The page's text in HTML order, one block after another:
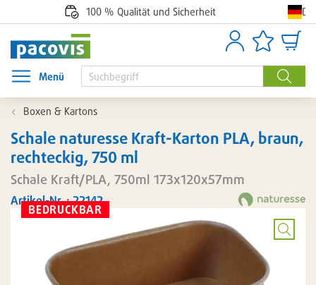
100 % Qualität und Sicherheit
Suche
AnmeldenArtikellisten
Menü
Menü öffnen
Boxen & Kartons
Schale naturesse Kraft-Karton PLA, braun,
rechteckig, 750 ml
Schale Kraft/PLA, 750ml 173x120x57mm
Artikel-Nr. : 22142
BEDRUCKBAR
Bild